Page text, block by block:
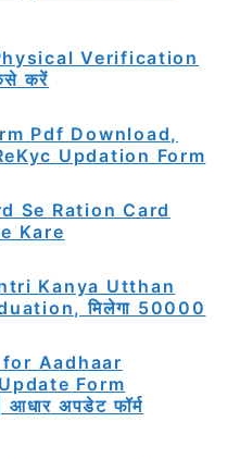
Verification
करें
Pdf Download,
Updation Form
Se Ration Card
Kare
Kanya Utthan
मिलेगा 50000
Aadhaar
Form
अपडेट फॉर्म